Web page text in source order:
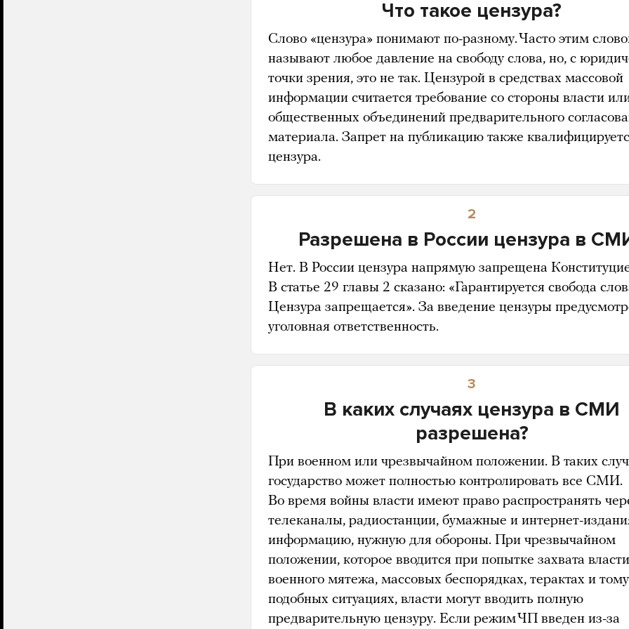
Что такое цензура?
Слово «цензура» понимают по-разному. Часто этим
называют любое давление на свободу слова, но, с
точки зрения, это не так. Цензурой в средствах массовой
информации считается требование со стороны власти
общественных объединений предварительного
материала. Запрет на публикацию также
цензура.
2
Разрешена в России цензура в
Нет. В России цензура напрямую запрещена
В статье 29 главы 2 сказано: «Гарантируется свобода
Цензура запрещается». За введение цензуры
уголовная ответственность.
3
В каких случаях цензура в СМИ
разрешена?
При военном или чрезвычайном положении. В таких
государство может полностью контролировать все СМИ.
Во время войны власти имеют право распространять
телеканалы, радиостанции, бумажные и интернет-
информацию, нужную для обороны. При чрезвычайном
положении, которое вводится при попытке захвата
военного мятежа, массовых беспорядках, терактах и тому
подобных ситуациях, власти могут вводить полную
предварительную цензуру. Если режим ЧП введен из-за